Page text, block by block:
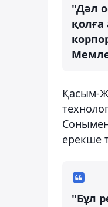
"Дәл
қолға
Қасым-
ерекше
"Бұл